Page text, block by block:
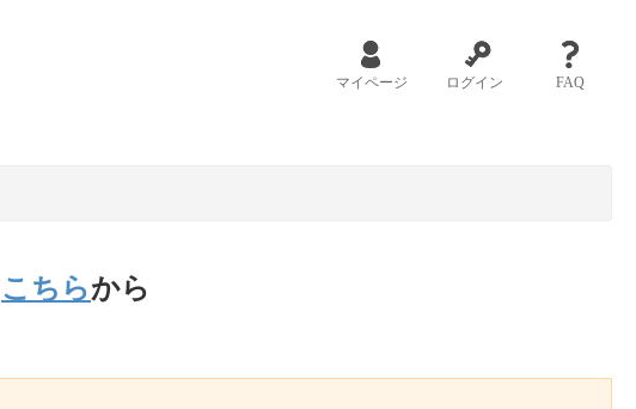
マイページ ログイン FAQ
こちらから